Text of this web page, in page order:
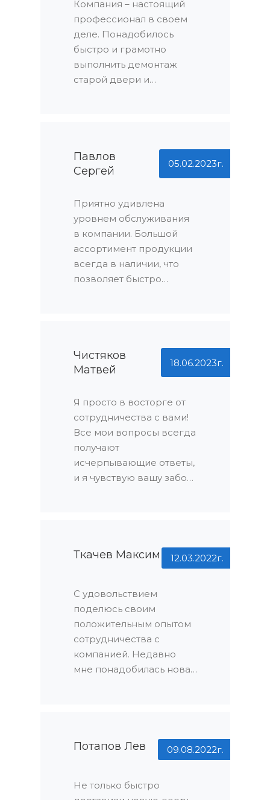
действительно выгодно!
Компания – настоящий
профессионал в своем
деле. Понадобилось
быстро и грамотно
выполнить демонтаж
старой двери и
справились с задачей в
сжатые сроки, но и не
договоренности.
Никаких
дополнительных
расходов – это
действительно
порадовало!
Павлов
Сергей
05.02.2023г.
Приятно удивлена
уровнем обслуживания
в компании. Большой
ассортимент продукции
всегда в наличии, что
позволяет быстро
Вы всегда идете на
встречу, решаете любые
Спасибо!
Чистяков
Матвей
18.06.2023г.
Я просто в восторге от
сотрудничества с вами!
Все мои вопросы всегда
получают
исчерпывающие ответы,
и я чувствую вашу заботу
Ткачев Максим 12.03.2022г.
С удовольствием
поделюсь своим
положительным опытом
сотрудничества с
компанией. Недавно
мне понадобилась новая
огромным
всегда оказывается в
Потапов Лев 09.08.2022г.
Не только быстро